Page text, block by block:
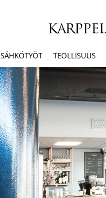
SÄHKÖTYÖT TEOLLISUUS